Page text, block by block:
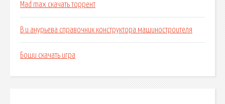
Mad max скачать торрент
В и анурьева справочник конструктора машиностроителя
Боши скачать игра